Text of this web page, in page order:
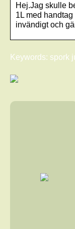
Hej.Jag skulle
1L med
invändigt och
Keywords: spork